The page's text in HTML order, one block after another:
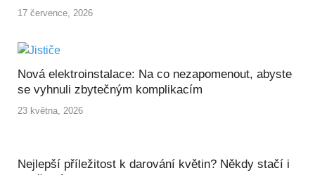
17 července, 2026
Nová elektroinstalace: Na co nezapomenout, abyste
se vyhnuli zbytečným komplikacím
23 května, 2026
Nejlepší příležitost k darování květin? Někdy stačí i